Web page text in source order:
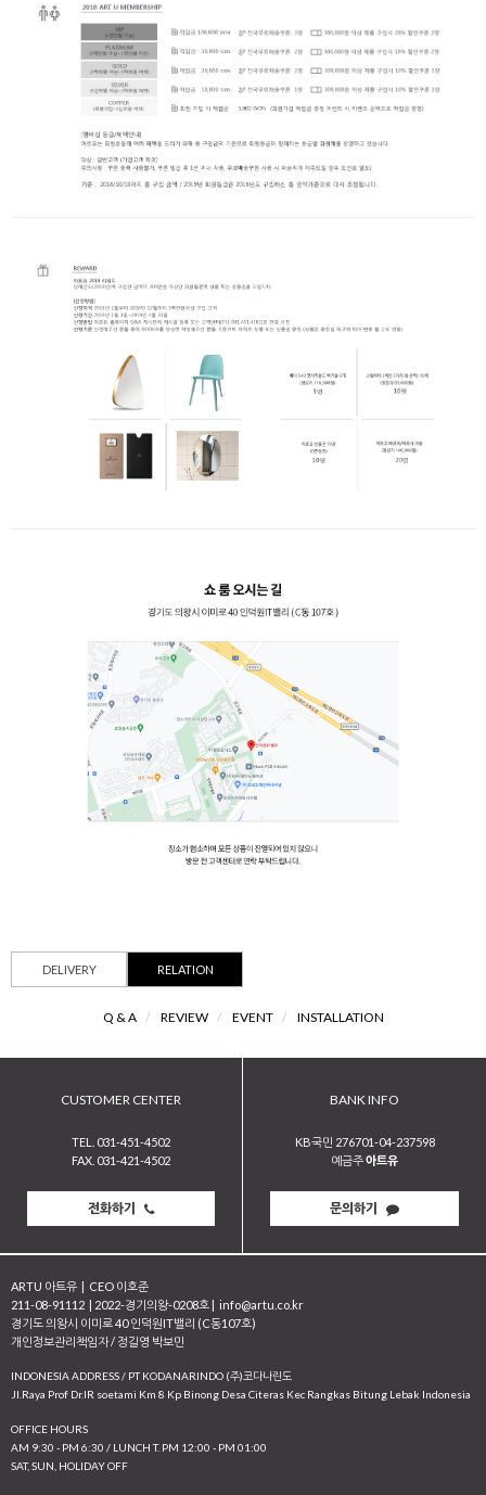
DELIVERY RELATION
Q & A / REVIEW / EVENT / INSTALLATION
CUSTOMER CENTER
TEL. 031-451-4502
FAX. 031-421-4502
전화하기
BANK INFO
KB국민 276701-04-237598
예금주아트유
문의하기
ARTU 아트유 | CEO 이호준
211-08-91112 | 2022-경기의왕-0208호 | info@artu.co.kr
경기도 의왕시 이미로 40 인덕원IT밸리 (C동107호)
개인정보관리책임자 / 정길영 박보민
INDONESIA ADDRESS / PT KODANARINDO (주)코다나린도
JI.Raya Prof Dr.IR soetami Km 8 Kp Binong Desa Citeras Kec Rangkas Bitung Lebak Indonesia
OFFICE HOURS
AM 9:30 - PM 6:30 / LUNCH T. PM 12:00 - PM 01:00
SAT, SUN, HOLIDAY OFF